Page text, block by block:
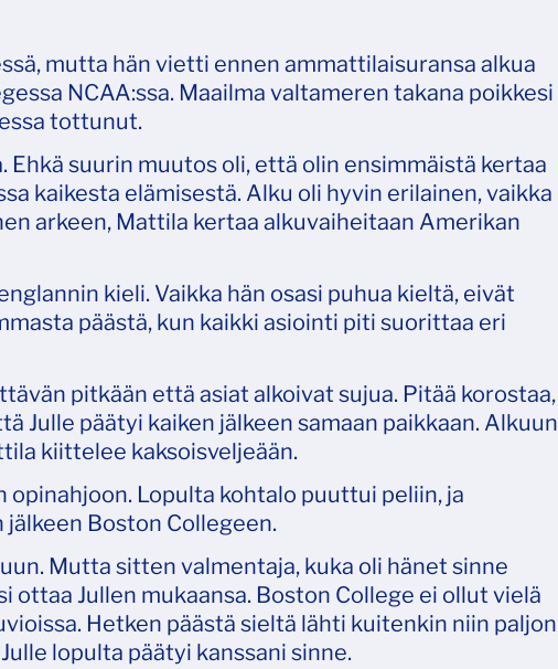
mutta hän vietti ennen ammattilaisuransa alkua
NCAA:ssa. Maailma valtameren takana poikkesi
tottunut.
Ehkä suurin muutos oli, että olin ensimmäistä kertaa
kaikesta elämisestä. Alku oli hyvin erilainen, vaikka
arkeen, Mattila kertaa alkuvaiheitaan Amerikan
kieli. Vaikka hän osasi puhua kieltä, eivät
päästä, kun kaikki asiointi piti suorittaa eri
pitkään että asiat alkoivat sujua. Pitää korostaa,
Julle päätyi kaiken jälkeen samaan paikkaan. Alkuun
kiittelee kaksoisveljeään.
opinahjoon. Lopulta kohtalo puuttui peliin, ja
Boston Collegeen.
Mutta sitten valmentaja, kuka oli hänet sinne
ottaa Jullen mukaansa. Boston College ei ollut vielä
Hetken päästä sieltä lähti kuitenkin niin paljon
lopulta päätyi kanssani sinne.